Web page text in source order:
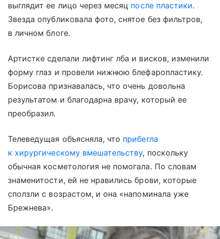
выглядит ее лицо через месяц после пластики.
Звезда опубликовала фото, снятое без фильтров,
в личном блоге.
Артистке сделали лифтинг лба и висков, изменили
форму глаз и провели нижнюю блефаропластику.
Борисова признавалась, что очень довольна
результатом и благодарна врачу, который ее
преобразил.
Телеведущая объясняла, что прибегла
к хирургическому вмешательству, поскольку
обычная косметология не помогала. По словам
знаменитости, ей не нравились брови, которые
сползли с возрастом, и она «напоминала уже
Брежнева».